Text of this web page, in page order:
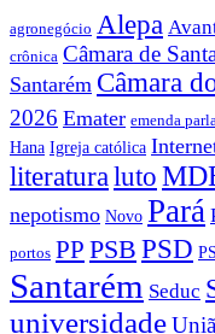
agronegócio Alepa
crônica Câmara de
Santarém Câmara
2026 Emater emenda
Hana Igreja católica
literatura luto
nepotismo Novo Pará
portos PP PSB PSD
Santarém Seduc
universidade